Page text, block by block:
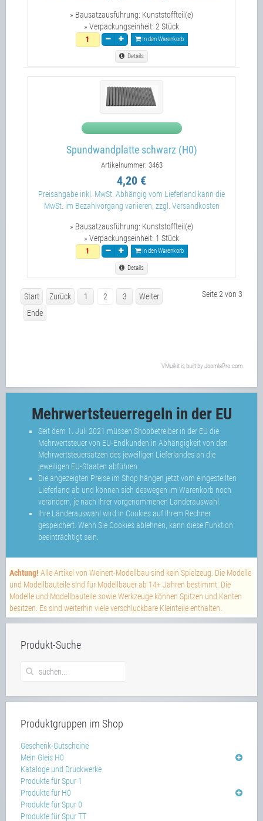
» Bausatzausführung: Kunststoffteil(e)
» Verpackungseinheit: 2 Stück
In den Warenkorb
Details
Spundwandplatte schwarz (H0)
Artikelnummer: 3463
4,20 €
Preisangabe inkl. MwSt. Abhängig vom Lieferland kann die
MwSt. im Bezahlvorgang variieren; zzgl. Versandkosten
» Bausatzausführung: Kunststoffteil(e)
» Verpackungseinheit: 1 Stück
In den Warenkorb
Details
Start Zurück 1 2 3
Weiter
Ende
Seite 2 von 3
VMuikit is built by JoomlaPro.com
Mehrwertsteuerregeln in der EU
Seit dem 1. Juli 2021 müssen Shopbetreiber in der EU die
Mehrwertsteuer von EU-Endkunden in Abhängigkeit von den
Mehrwertsteuersätzen des jeweiligen Lieferlandes an die
jeweiligen EU-Staaten abführen.
Die angezeigten Preise im Shop hängen jetzt vom eingestellten
Lieferland ab und können sich deswegen im Warenkorb noch
verändern, je nach Ihrer vorgenommenen Länderauswahl.
Ihre Länderauswahl wird in Cookies auf Ihrem Rechner
gespeichert. Wenn Sie Cookies ablehnen, kann diese Funktion
beeinträchtigt sein.
Achtung! Alle Artikel von Weinert-Modellbau sind kein Spielzeug. Die Modelle
und Modellbauteile sind für Modellbauer ab 14+ Jahren bestimmt. Die
Modelle und Modellbauteile sowie Werkzeuge können Spitzen und Kanten
besitzen. Es sind weiterhin viele verschluckbare Kleinteile enthalten.
Produkt-Suche
Produktgruppen im Shop
Geschenk-Gutscheine
Mein Gleis H0
Kataloge und Druckwerke
Produkte für Spur 1
Produkte für H0
Produkte für Spur 0
Produkte für Spur TT